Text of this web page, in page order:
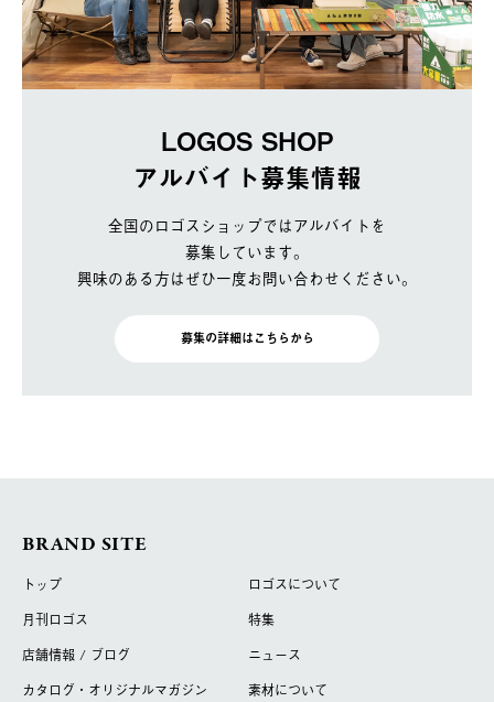
LOGOS SHOP
アルバイト募集情報
全国のロゴスショップではアルバイトを
募集しています。
興味のある方はぜひ一度お問い合わせください。
募集の詳細はこちらから
BRAND SITE
トップ
ロゴスについて
月刊ロゴス
特集
店舗情報 / ブログ
ニュース
カタログ・オリジナルマガジン
素材について